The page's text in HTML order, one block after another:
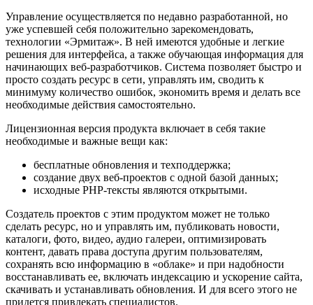
Управление осуществляется по недавно разработанной, но
уже успевшей себя положительно зарекомендовать,
технологии «Эрмитаж». В ней имеются удобные и легкие
решения для интерфейса, а также обучающая информация для
начинающих веб-разработчиков. Система позволяет быстро и
просто создать ресурс в сети, управлять им, сводить к
минимуму количество ошибок, экономить время и делать все
необходимые действия самостоятельно.
Лицензионная версия продукта включает в себя такие
необходимые и важные вещи как:
бесплатные обновления и техподдержка;
создание двух веб-проектов с одной базой данных;
исходные PHP-тексты являются открытыми.
Создатель проектов с этим продуктом может не только
сделать ресурс, но и управлять им, публиковать новости,
каталоги, фото, видео, аудио галереи, оптимизировать
контент, давать права доступа другим пользователям,
сохранять всю информацию в «облаке» и при надобности
восстанавливать ее, включать индексацию и ускорение сайта,
скачивать и устанавливать обновления. И для всего этого не
придется привлекать специалистов.